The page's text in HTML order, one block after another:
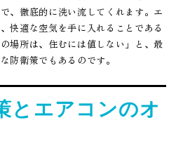
、徹底的に洗い流してくれます。エ
快適な空気を手に入れることである
場所は、住むには値しない」と、最
防衛策でもあるのです。
とエアコンのオ